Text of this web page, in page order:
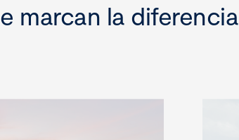
marcan la diferencia